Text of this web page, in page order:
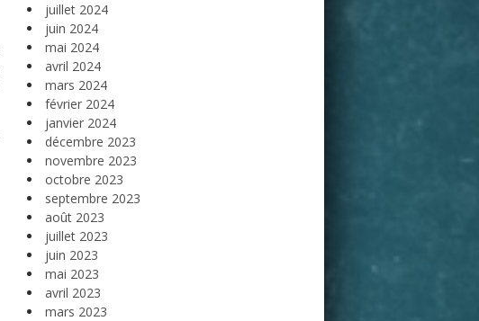
juillet 2024
juin 2024
mai 2024
avril 2024
mars 2024
février 2024
janvier 2024
décembre 2023
novembre 2023
octobre 2023
septembre 2023
août 2023
juillet 2023
juin 2023
mai 2023
avril 2023
mars 2023